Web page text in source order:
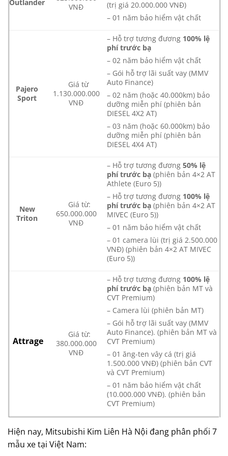
Outlander
VNĐ
(trị giá 20.000.000 VNĐ)
– 01 năm bảo hiểm vật chất
Pajero
Sport
Giá từ
1.130.000.000
VNĐ
– Hỗ trợ tương đương 100% lệ
phí trước bạ
– 02 năm bảo hiểm vật chất
– Gói hỗ trợ lãi suất vay (MMV
Auto Finance)
– 02 năm (hoặc 40.000km) bảo
dưỡng miễn phí (phiên bản
DIESEL 4X2 AT)
– 03 năm (hoặc 60.000km) bảo
dưỡng miễn phí (phiên bản
DIESEL 4X4 AT)
New
Triton
Giá từ:
650.000.000
VNĐ
– Hỗ trợ tương đương50% lệ
phí trước bạ(phiên bản 4×2 AT
Athlete (Euro 5))
– Hỗ trợ tương đương 100% lệ
phí trước bạ(phiên bản 4×2 AT
MIVEC (Euro 5))
– 01 năm bảo hiểm vật chất
– 01 camera lùi (trị giá 2.500.000
VNĐ) (phiên bản 4×2 AT MIVEC
(Euro 5))
Attrage
Giá từ:
380.000.000
VNĐ
– Hỗ trợ tương đương 100% lệ
phí trước bạ(phiên bản MT và
CVT Premium)
– Camera lùi (phiên bản MT)
– Gói hỗ trợ lãi suất vay (MMV
Auto Finance). (phiên bản MT và
CVT Premium)
– 01 ăng-ten vây cá (trị giá
1.500.000 VNĐ) (phiên bản CVT
và CVT Premium)
– 01 năm bảo hiểm vật chất
(10.000.000 VNĐ). (phiên bản
CVT Premium)
Hiện nay, Mitsubishi Kim Liên Hà Nội đang phân phối 7
mẫu xe tại Việt Nam: